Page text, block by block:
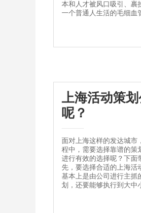
本和人才被风口吸引、裹
一个普通人生活的毛细血
上海活动策
呢？
面对上海这样的发达城市
程中，需要选择靠谱的策
进行有效的选择呢？下面
先，要选择合适的上海活
基本上是由公司进行主抓
划，还要能够执行到大中